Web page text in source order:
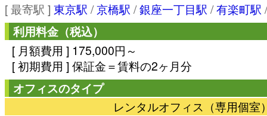
[ 最寄駅 ] 東京駅 /京橋駅 /銀座一丁目駅 /有楽町駅 /
利用料金（税込）
[ 月額費用 ] 175,000円～
[ 初期費用 ] 保証金＝賃料の2ヶ月分
オフィスのタイプ
レンタルオフィス（専用個室